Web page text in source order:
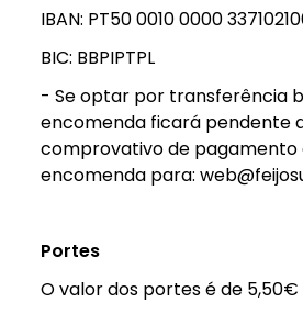
IBAN: PT50 0010 0000
BIC: BBPIPTPL
- Se optar por transferência
encomenda ficará pendente
comprovativo de pagamento
encomenda para:
Portes
O valor dos portes é de 5,50€